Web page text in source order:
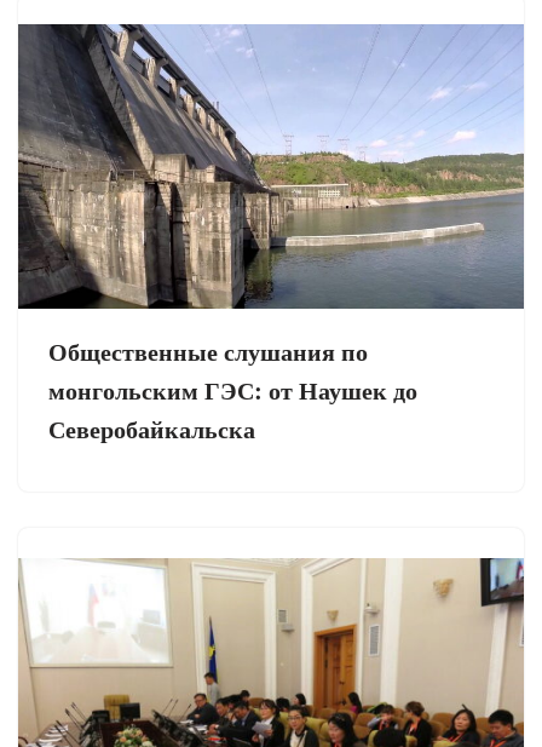
Общественные слушания по
монгольским ГЭС: от Наушек до
Северобайкальска